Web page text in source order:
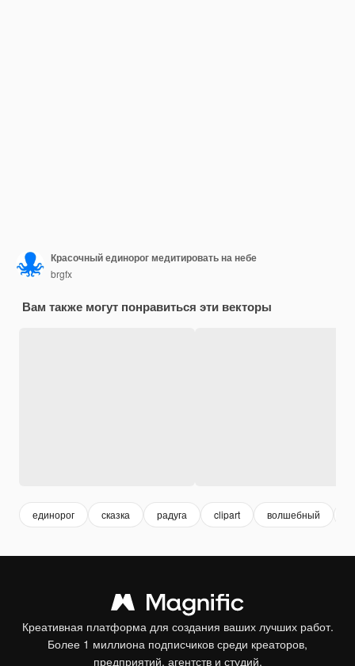
Красочный единорог медитировать на небе
brgfx
Вам также могут понравиться эти векторы
единорог сказка радуга clipart волшебный
Креативная платформа для создания ваших лучших работ.
Более 1 миллиона подписчиков среди креаторов,
предприятий, агентств и студий.